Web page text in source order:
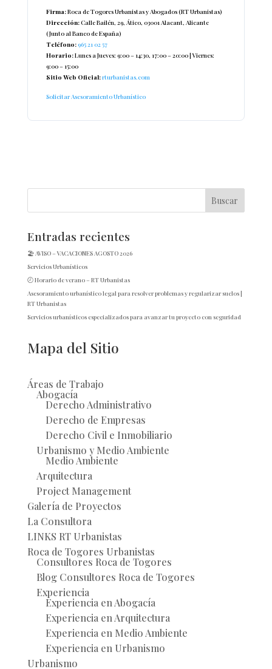
Firma:Roca de Togores Urbanistas y Abogados (RT Urbanistas)
Dirección:Calle Bailén, 29, Ático, 03001 Alacant, Alicante
(Junto al Banco de España)
Teléfono:965 21 02 57
Horario:Lunes a Jueves: 9:00 – 14:30, 17:00 – 20:00 | Viernes:
9:00 – 15:00
Sitio Web Oficial:rturbanistas.com
Solicitar Asesoramiento Urbanístico
Entradas recientes
🏖️ AVISO – VACACIONES AGOSTO 2026
Servicios Urbanísticos
🕘 Horario de verano – RT Urbanistas
Asesoramiento urbanístico legal para resolver problemas y regularizar suelos |
RT Urbanistas
Servicios urbanísticos especializados para avanzar tu proyecto con seguridad
Mapa del Sitio
Áreas de Trabajo
Abogacía
Derecho Administrativo
Derecho de Empresas
Derecho Civil e Inmobiliario
Urbanismo y Medio Ambiente
Medio Ambiente
Arquitectura
Project Management
Galería de Proyectos
La Consultora
LINKS RT Urbanistas
Roca de Togores Urbanistas
Consultores Roca de Togores
Blog Consultores Roca de Togores
Experiencia
Experiencia en Abogacía
Experiencia en Arquitectura
Experiencia en Medio Ambiente
Experiencia en Urbanismo
Urbanismo